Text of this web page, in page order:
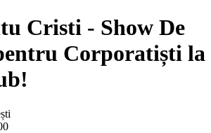
Cristi - Show De
Corporatiști la